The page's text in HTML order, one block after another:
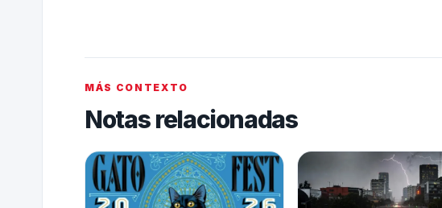
MÁS CONTEXTO
Notas relacionadas